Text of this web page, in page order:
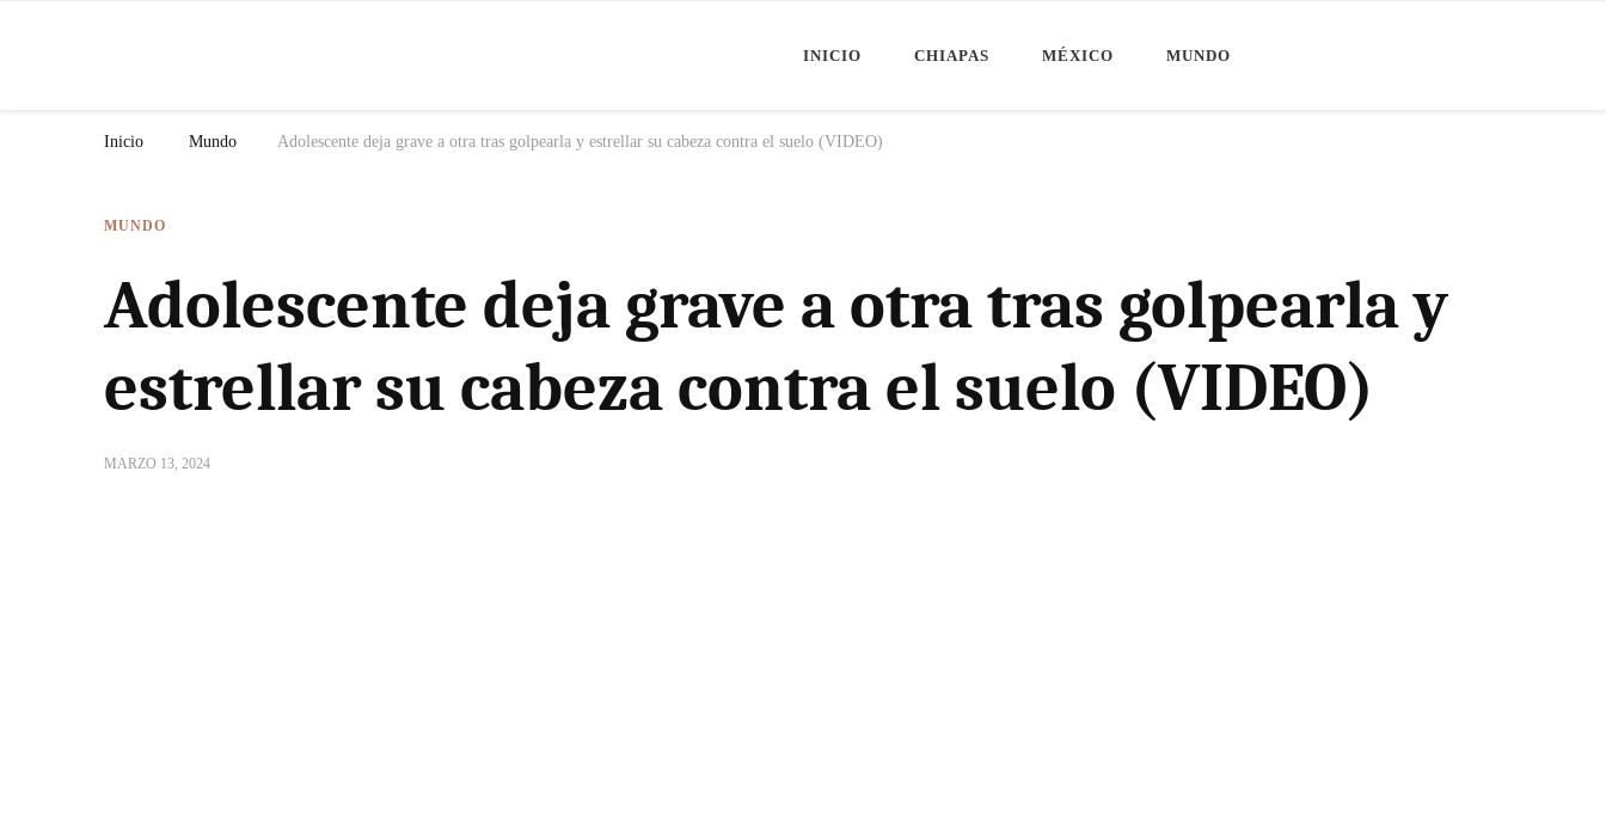
INICIO CHIAPAS MÉXICO MUNDO
Inicio Mundo Adolescente deja grave a otra tras golpearla y estrellar su cabeza contra el suelo (VIDEO)
MUNDO
Adolescente deja grave a otra tras golpearla y
estrellar su cabeza contra el suelo (VIDEO)
MARZO 13, 2024